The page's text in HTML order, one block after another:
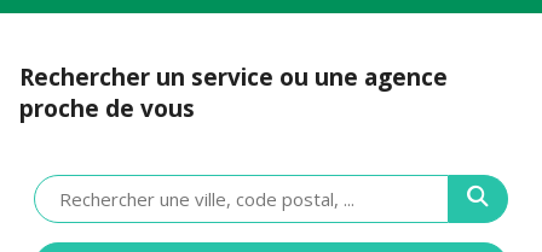
Rechercher un service ou une agence
proche de vous
Veuillez
renseigner
une
adresse